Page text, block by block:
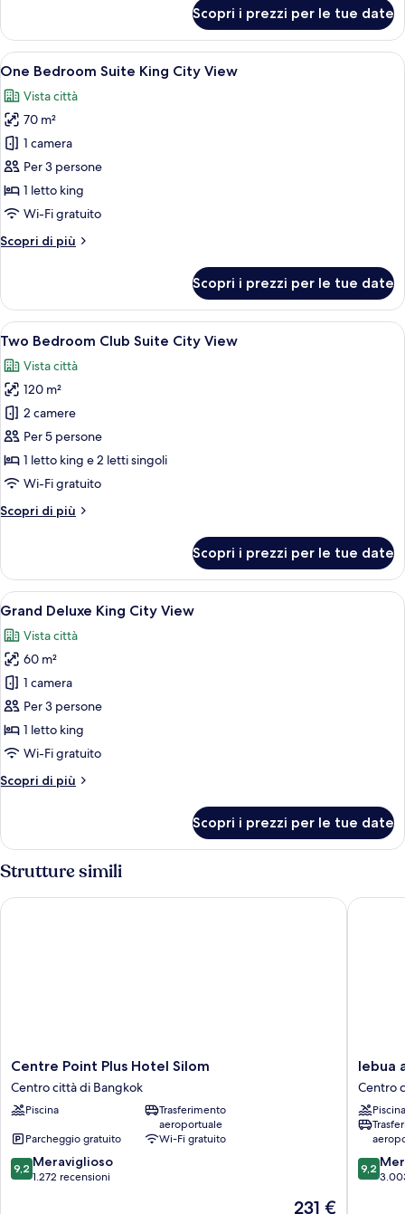
Deluxe
King
River
Scopri i prezzi per le tue date
Apri
tutte
le
foto
per
One
Bedroom
Suite
City
Una moderna camera d'albergo
19
One Bedroom Suite King City View
Vista città
70 m²
1 camera
Per 3 persone
1 letto king
Wi-Fi gratuito
Scopri di più
Altri
Bedroom
Suite
King
View
Scopri i prezzi per le tue date
Apri
tutte
le
foto
per
Two
Bedroom
Club
City
Camera d'albergo con un letto
14
Two Bedroom Club Suite City View
Vista città
120 m²
2 camere
Per 5 persone
1 letto king e 2 letti singoli
Wi-Fi gratuito
Scopri di più
Altri
Bedroom
Club
Suite
View
Scopri i prezzi per le tue date
Apri
tutte
le
foto
per
Grand
Deluxe
King
View
Una camera d'albergo con un letto
22
Grand Deluxe King City View
Vista città
60 m²
1 camera
Per 3 persone
1 letto king
Wi-Fi gratuito
Scopri di più
Altri
Deluxe
City
Scopri i prezzi per le tue date
Strutture simili
Centre
Point
Plus
Hotel
Centro
città
di
Centre Point Plus Hotel Silom
Centro città di Bangkok
Piscina
Trasferimento
aeroportuale
Parcheggio gratuito
Wi-Fi gratuito
9.2
su
9,2 Meraviglioso
1.272 recensioni
Il
231 €
Centre Point Plus Hotel Silom
lebua
at
State
Tower
Centro
città
di
lebua
Centro
Piscina
9.2
su
9,2
lebua at